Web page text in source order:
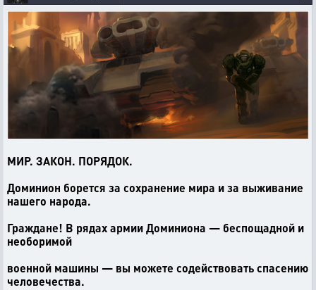
МИР. ЗАКОН. ПОРЯДОК.
Доминион борется за сохранение мира и за выживание
нашего народа.
Граждане! В рядах армии Доминиона — беспощадной и
необоримой
военной машины — вы можете содействовать спасению
человечества.